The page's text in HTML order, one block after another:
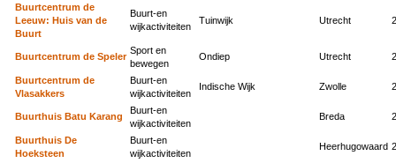
Buurtcentrum de
Leeuw: Huis van de
Buurt
Buurt-en
wijkactiviteiten
Tuinwijk Utrecht
Buurtcentrum de Speler
Sport en
bewegen
Ondiep Utrecht
Buurtcentrum de
Vlasakkers
Buurt-en
wijkactiviteiten
Indische Wijk Zwolle
Buurthuis Batu Karang
Buurt-en
wijkactiviteiten
Breda
Buurthuis De
Hoeksteen
Buurt-en
wijkactiviteiten
Heerhugowaard